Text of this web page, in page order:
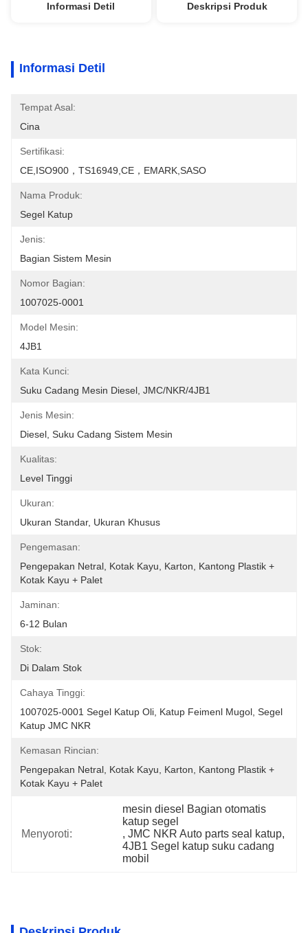
Informasi Detil Deskripsi Produk
Informasi Detil
Tempat Asal:
Cina
Sertifikasi:
CE,ISO900，TS16949,CE，EMARK,SASO
Nama Produk:
Segel Katup
Jenis:
Bagian Sistem Mesin
Nomor Bagian:
1007025-0001
Model Mesin:
4JB1
Kata Kunci:
Suku Cadang Mesin Diesel, JMC/NKR/4JB1
Jenis Mesin:
Diesel, Suku Cadang Sistem Mesin
Kualitas:
Level Tinggi
Ukuran:
Ukuran Standar, Ukuran Khusus
Pengemasan:
Pengepakan Netral, Kotak Kayu, Karton, Kantong Plastik +
Kotak Kayu + Palet
Jaminan:
6-12 Bulan
Stok:
Di Dalam Stok
Cahaya Tinggi:
1007025-0001 Segel Katup Oli, Katup Feimenl Mugol, Segel
Katup JMC NKR
Kemasan Rincian:
Pengepakan Netral, Kotak Kayu, Karton, Kantong Plastik +
Kotak Kayu + Palet
Menyoroti:
mesin diesel Bagian otomatis
katup segel
, JMC NKR Auto parts seal katup
4JB1 Segel katup suku cadang
mobil